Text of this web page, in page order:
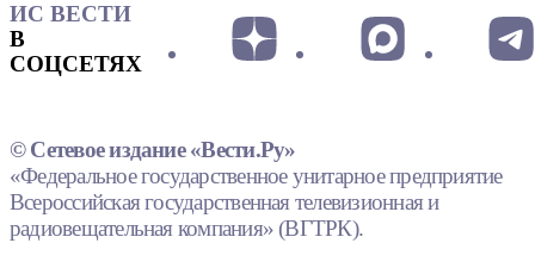
ИС ВЕСТИ
В
СОЦСЕТЯХ
© Сетевое издание «Вести.Ру»
«Федеральное государственное унитарное предприятие
Всероссийская государственная телевизионная и
радиовещательная компания» (ВГТРК).